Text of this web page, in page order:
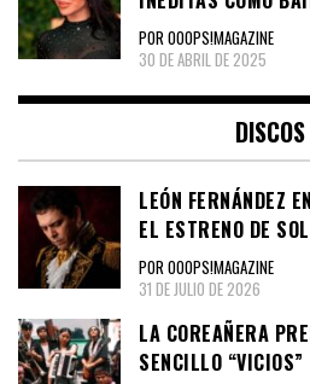
POR OOOPS!MAGAZINE
30 DE ABRIL DE 2025
DISCOS
LEÓN FERNÁNDEZ
EL ESTRENO DE
POR OOOPS!MAGAZINE
31 DE JULIO DE 2026
LA COREAÑERA
SENCILLO “VICIOS”